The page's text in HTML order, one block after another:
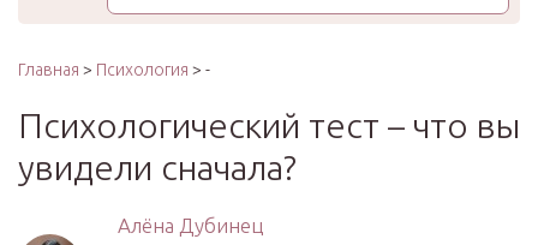
Главная > Психология > -
Психологический тест – что вы
увидели сначала?
Алёна Дубинец